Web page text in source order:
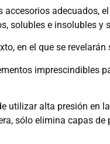
accesorios adecuados,
solubles e insolubles y
en el que se
imprescindibles
utilizar alta presión en
sólo elimina capas